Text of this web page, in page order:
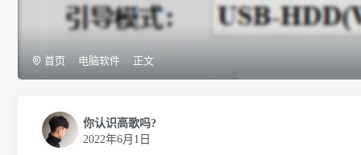
首页 电脑软件 正文
你认识高歌吗?
2022年6月1日